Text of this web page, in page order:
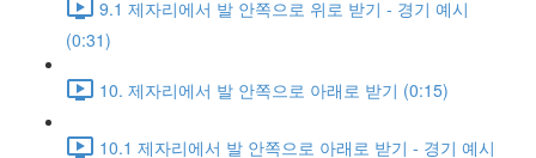
9.1 제자리에서 발 안쪽으로 위로 받기 - 경기 예시
(0:31)
10. 제자리에서 발 안쪽으로 아래로 받기 (0:15)
10.1 제자리에서 발 안쪽으로 아래로 받기 - 경기 예시